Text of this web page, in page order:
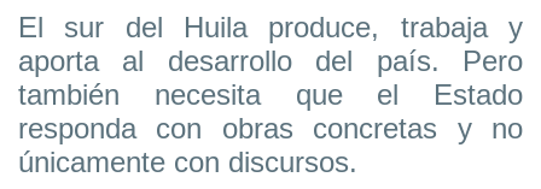
El sur del Huila produce, trabaja y
aporta al desarrollo del país. Pero
también necesita que el Estado
responda con obras concretas y no
únicamente con discursos.